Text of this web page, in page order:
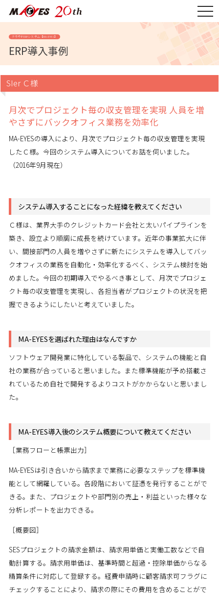
クラウドERPシステム【MA-EYES】
ERP導入事例
SIer Ｃ様
月次でプロジェクト毎の収支管理を実現 人員を増
やさずにバックオフィス業務を効率化
MA-EYESの導入により、月次でプロジェクト毎の収支管理を実現
したＣ様。今回のシステム導入についてお話を伺いました。
（2016年9月現在）
システム導入することになった経緯を教えてください
Ｃ様は、業界大手のクレジットカード会社と太いパイプラインを
築き、設立より順調に成長を続けています。近年の事業拡大に伴
い、間接部門の人員を増やさずに新たにシステムを導入してバッ
クオフィスの業務を自動化・効率化するべく、システム検討を始
めました。今回の初期導入でやるべき事として、月次でプロジェ
クト毎の収支管理を実現し、各担当者がプロジェクトの状況を把
握できるようにしたいと考えていました。
MA-EYESを選ばれた理由はなんですか
ソフトウェア開発業に特化している製品で、システムの機能と自
社の業務が合っていると思いました。また標準機能が予め搭載さ
れているため自社で開発するよりコストがかからないと思いまし
た。
MA-EYES導入後のシステム概要について教えてください
［業務フローと帳票出力］
MA-EYESは引き合いから請求まで業務に必要なステップを標準機
能として網羅している。各段階において証憑を発行することがで
きる。また、プロジェクトや部門別の売上・利益といった様々な
分析レポートを出力できる。
［概要図］
SESプロジェクトの請求金額は、請求用単価と実働工数などで自
動計算する。請求用単価は、基準時間と超過・控除単価からなる
精算条件に対応して登録する。経費申請時に顧客請求可フラグに
チェックすることにより、請求の際にその費用を含めることがで